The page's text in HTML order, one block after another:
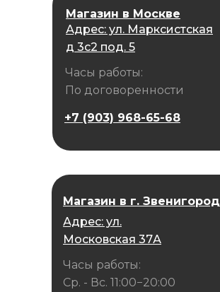
Магазин в Москве
Адрес: ул. Марксистская
д 3с2 под. 5
Часы работы:
По договоренности
Часы работы:
Ср. - Вс. 11:00−20:00
Магазин в г. Звенигород
Адрес: ул.
Московская 37А
+7 (903) 968-65-68